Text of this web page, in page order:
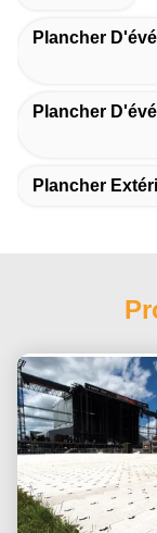
Plancher
Plancher
Plancher